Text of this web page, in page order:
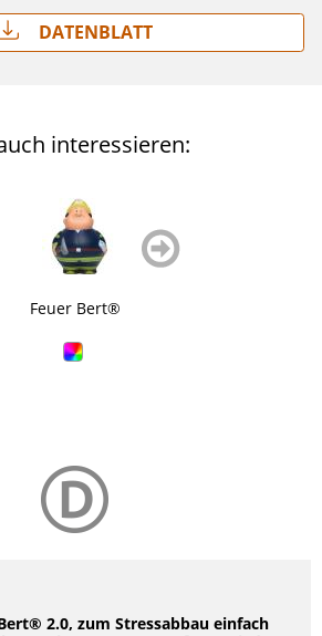
Datenblatt
interessieren:
Feuer Bert®
weiter
blättern
2.0, zum Stressabbau einfach